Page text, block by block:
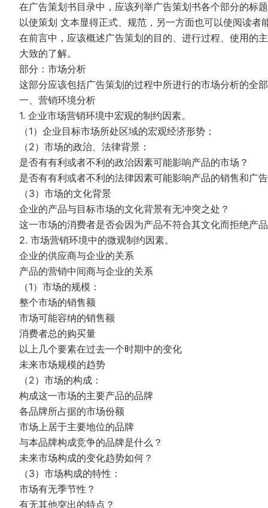
在广告策划书目录中，应该列举广告策划书各个部分的标
以使策划 文本显得正式、规范，另一方面也可以使阅读者
在前言中，应该概述广告策划的目的、进行过程、使用的
大致的了解。
部分：市场分析
这部分应该包括广告策划的过程中所进行的市场分析的全
一、营销环境分析
1. 企业市场营销环境中宏观的制约因素。
（1）企业目标市场所处区域的宏观经济形势；
（2）市场的政治、法律背景：
是否有有利或者不利的政治因素可能影响产品的市场？
是否有有利或者不利的法律因素可能影响产品的销售和广
（3）市场的文化背景
企业的产品与目标市场的文化背景有无冲突之处？
这一市场的消费者是否会因为产品不符合其文化而拒绝产
2. 市场营销环境中的微观制约因素。
企业的供应商与企业的关系
产品的营销中间商与企业的关系
（1）市场的规模：
整个市场的销售额
市场可能容纳的销售额
消费者总的购买量
以上几个要素在过去一个时期中的变化
未来市场规模的趋势
（2）市场的构成：
构成这一市场的主要产品的品牌
各品牌所占据的市场份额
市场上居于主要地位的品牌
与本品牌构成竞争的品牌是什么？
未来市场构成的变化趋势如何？
（3）市场构成的特性：
市场有无季节性？
有无其他突出的特点？